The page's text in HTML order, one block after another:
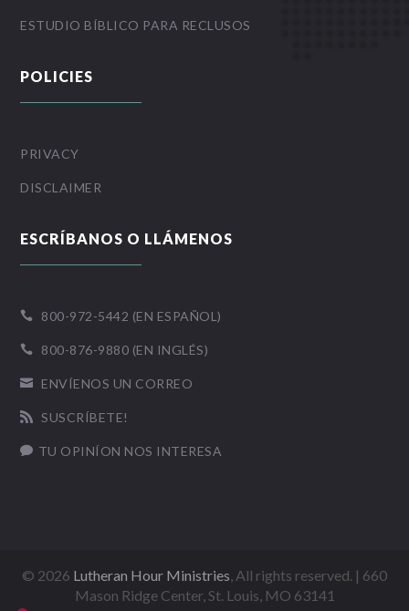
ESTUDIO BÍBLICO PARA RECLUSOS
POLICIES
PRIVACY
DISCLAIMER
ESCRÍBANOS O LLÁMENOS
 800-972-5442 (EN ESPAÑOL)
 800-876-9880 (EN INGLÉS)
 ENVÍENOS UN CORREO
 SUSCRÍBETE!
 TU OPINÍON NOS INTERESA
© 2026 Lutheran Hour Ministries, All rights reserved. | 660
Mason Ridge Center, St. Louis, MO 63141